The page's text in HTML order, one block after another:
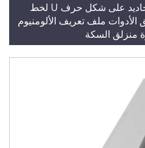
معلق سكة 2633 ذات الأخاديد على شكل حرف U لخط
ملف تعريف الألومنيوم
منزلق السكة